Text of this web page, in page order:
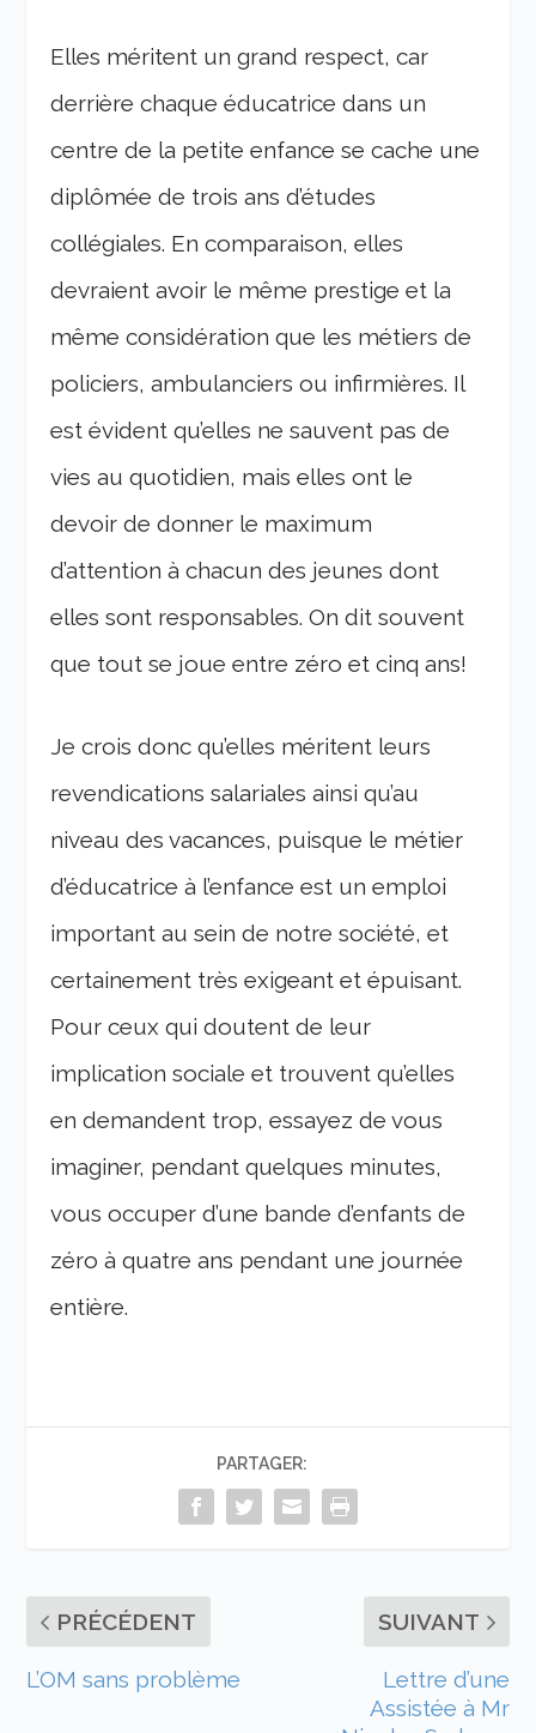
Elles méritent un grand respect, car
derrière chaque éducatrice dans un
centre de la petite enfance se cache une
diplômée de trois ans d’études
collégiales. En comparaison, elles
devraient avoir le même prestige et la
même considération que les métiers de
policiers, ambulanciers ou infirmières. Il
est évident qu’elles ne sauvent pas de
vies au quotidien, mais elles ont le
devoir de donner le maximum
d’attention à chacun des jeunes dont
elles sont responsables. On dit souvent
que tout se joue entre zéro et cinq ans!
Je crois donc qu’elles méritent leurs
revendications salariales ainsi qu’au
niveau des vacances, puisque le métier
d’éducatrice à l’enfance est un emploi
important au sein de notre société, et
certainement très exigeant et épuisant.
Pour ceux qui doutent de leur
implication sociale et trouvent qu’elles
en demandent trop, essayez de vous
imaginer, pendant quelques minutes,
vous occuper d’une bande d’enfants de
zéro à quatre ans pendant une journée
entière.
PARTAGER:
PRÉCÉDENT
L’OM sans problème
SUIVANT
Lettre d’une
Assistée à Mr